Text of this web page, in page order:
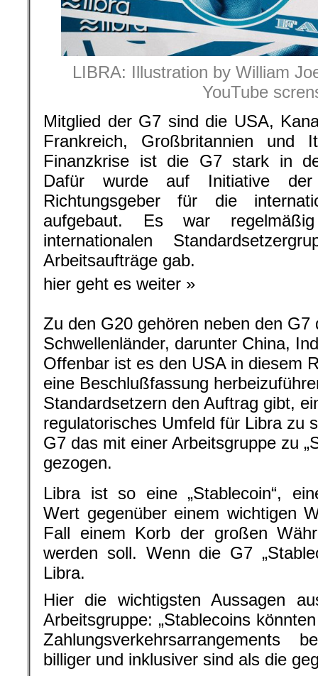
LIBRA: Illustration by William
YouTube
Mitglied der G7 sind die USA,
Frankreich, Großbritannien und
Finanzkrise ist die G7 stark in
Dafür wurde auf Initiative
Richtungsgeber für die
aufgebaut. Es war
internationalen
Arbeitsaufträge gab.
hier geht es weiter »
Zu den G20 gehören neben den G7
Schwellenländer, darunter China,
Offenbar ist es den USA in diesem
eine Beschlußfassung
Standardsetzern den Auftrag gibt,
regulatorisches Umfeld für Libra zu
G7 das mit einer Arbeitsgruppe zu
gezogen.
Libra ist so eine „Stablecoin“,
Wert gegenüber einem wichtigen
Fall einem Korb der großen
werden soll. Wenn die G7
Libra.
Hier die wichtigsten Aussagen
Arbeitsgruppe: „Stablecoins
Zahlungsverkehrsarrangements
billiger und inklusiver sind als die